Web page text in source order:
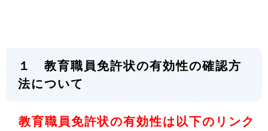
１ 教育職員免許状の有効性の確認方
法について
教育職員免許状の有効性は以下のリンク